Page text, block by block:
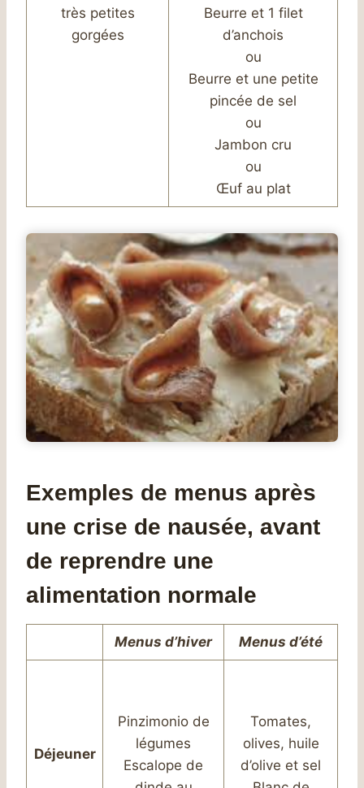
très petites
gorgées
Beurre et 1 filet
d’anchois
ou
Beurre et une petite
pincée de sel
ou
Jambon cru
ou
Œuf au plat
Exemples de menus après
une crise de nausée, avant
de reprendre une
alimentation normale
Menus d’hiver Menus d’été
Déjeuner
Pinzimonio de
légumes
Escalope de
Tomates,
olives, huile
d’olive et sel